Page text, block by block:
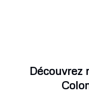
Découvrez